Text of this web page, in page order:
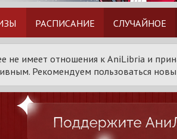
РАСПИСАНИЕ СЛУЧАЙНОЕ
не имеет отношения к AniLibria и
Рекомендуем пользоваться